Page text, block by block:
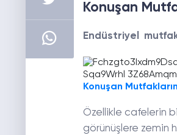
Konuşan
Endüstriyel
Konuşan
Özellikle cafelerin
görünüşlere zemin